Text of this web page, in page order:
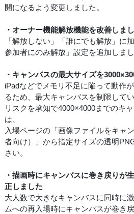
開になるよう変更しました。
・オーナー機能解放機能を改善しま
「解放しない」「誰にでも解放」に
参加者にのみ解放」設定を追加しまし
・キャンバスの最大サイズを
iPadなどでメモリ不足に陥って動作
るため、最大キャンバスを制限してい
リスクを承知で4000×4000までのキ
は、
入場ページの「画像ファイルをキャ
者向け）」から指定サイズの透明
さい。
・描画時にキャンバスに巻き戻りが
正しました
大人数で大きなキャンバスに同時に
ムへの再入場時にキャンバスが巻き戻